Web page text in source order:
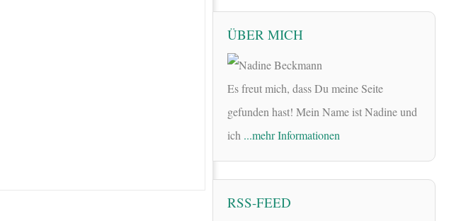
ÜBER MICH
Es freut mich, dass Du meine Seite
gefunden hast! Mein Name ist Nadine und
ich ...mehr Informationen
RSS-FEED